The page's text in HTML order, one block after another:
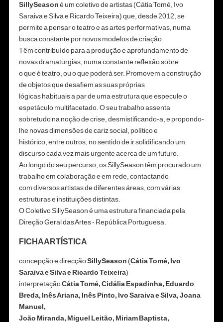
SillySeasoné um coletivo de artistas (Cátia Tomé, Ivo
Saraiva e Silva e Ricardo Teixeira) que, desde 2012, se
permite a pensar o teatro e as artes performativas, numa
busca constante por novos modelos de criação.
Têm contribuído para a produção e aprofundamento de
novas dramaturgias, numa constante reflexão sobre
o que é teatro, ou o que poderá ser. Promovem a construção
de objetos que desafiem as suas próprias
lógicas habituais a par de uma estrutura que especule o
espetáculo multifacetado. O seu trabalho assenta
sobretudo na noção de crise, desmistificando-a, e propondo-
lhe novas dimensões de cariz social, político e
histórico, entre outros, no sentido de ir solidificando um
discurso cada vez mais urgente acerca de um futuro.
Ao longo do seu percurso, os SillySeason têm procurado um
trabalho em colaboração e em rede, contactando
com diversos artistas de diferentes áreas, com várias
estruturas e instituições distintas.
O Coletivo SillySeason é uma estrutura financiada pela
Direção Geral das Artes - República Portuguesa.
FICHA ARTÍSTICA
concepção e direcçãoSillySeason (Cátia Tomé, Ivo
Saraiva e Silva e Ricardo Teixeira)
interpretaçãoCátia Tomé, Cidália Espadinha, Eduardo
Breda, Inês Ariana, Inês Pinto, IvoSaraiva e Silva, Joana
Manuel,
João Miranda, Miguel Leitão, Miriam Baptista,